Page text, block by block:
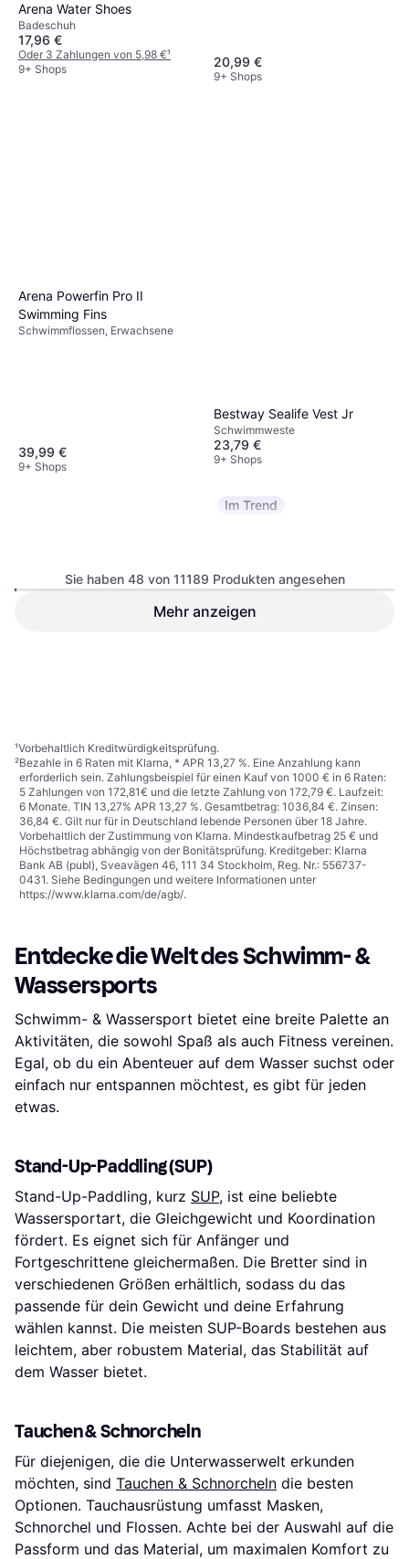
Arena Water Shoes
Badeschuh
17,96 €
Oder 3 Zahlungen von 5,98 €¹
9+ Shops
20,99 €
9+ Shops
Arena Powerfin Pro II
Swimming Fins
Schwimmflossen, Erwachsene
39,99 €
9+ Shops
Bestway Sealife Vest Jr
Schwimmweste
23,79 €
9+ Shops
Arena Cobra
Im Trend
Arena Cobra Ultra Swipe
Sie haben 48 von 11189 Produkten angesehen
Mehr anzeigen
¹Vorbehaltlich Kreditwürdigkeitsprüfung.
²Bezahle in 6 Raten mit Klarna, * APR 13,27 %. Eine Anzahlung kann
erforderlich sein. Zahlungsbeispiel für einen Kauf von 1000 € in 6 Raten:
5 Zahlungen von 172,81€ und die letzte Zahlung von 172,79 €. Laufzeit:
6 Monate. TIN 13,27% APR 13,27 %. Gesamtbetrag: 1036,84 €. Zinsen:
36,84 €. Gilt nur für in Deutschland lebende Personen über 18 Jahre.
Vorbehaltlich der Zustimmung von Klarna. Mindestkaufbetrag 25 € und
Höchstbetrag abhängig von der Bonitätsprüfung. Kreditgeber: Klarna
Bank AB (publ), Sveavägen 46, 111 34 Stockholm, Reg. Nr.: 556737-
0431. Siehe Bedingungen und weitere Informationen unter
https://www.klarna.com/de/agb/.
Entdecke die Welt des Schwimm- &
Wassersports
Schwimm- & Wassersport bietet eine breite Palette an
Aktivitäten, die sowohl Spaß als auch Fitness vereinen.
Egal, ob du ein Abenteuer auf dem Wasser suchst oder
einfach nur entspannen möchtest, es gibt für jeden
etwas.
Stand-Up-Paddling (SUP)
Stand-Up-Paddling, kurz SUP, ist eine beliebte
Wassersportart, die Gleichgewicht und Koordination
fördert. Es eignet sich für Anfänger und
Fortgeschrittene gleichermaßen. Die Bretter sind in
verschiedenen Größen erhältlich, sodass du das
passende für dein Gewicht und deine Erfahrung
wählen kannst. Die meisten SUP-Boards bestehen aus
leichtem, aber robustem Material, das Stabilität auf
dem Wasser bietet.
Tauchen & Schnorcheln
Für diejenigen, die die Unterwasserwelt erkunden
möchten, sind Tauchen & Schnorcheln die besten
Optionen. Tauchausrüstung umfasst Masken,
Schnorchel und Flossen. Achte bei der Auswahl auf die
Passform und das Material, um maximalen Komfort zu